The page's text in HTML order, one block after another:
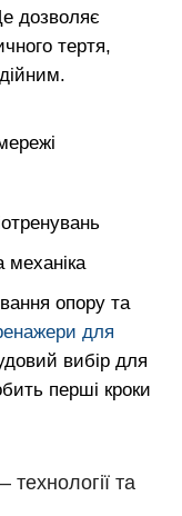
дозволяє
тертя,
механіка
опору та
для
вибір для
перші кроки
та